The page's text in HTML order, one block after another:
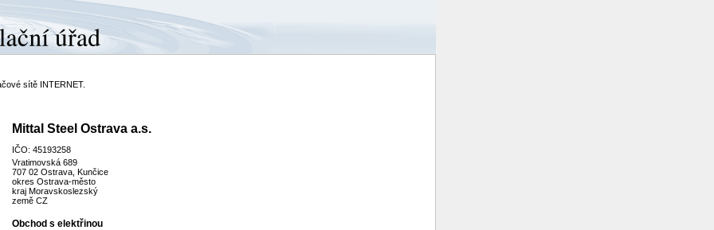
sítě INTERNET.
Mittal Steel Ostrava a.s.
IČO: 45193258
Vratimovská 689
707 02 Ostrava, Kunčice
okres Ostrava-město
kraj Moravskoslezský
země CZ
Obchod s elektřinou